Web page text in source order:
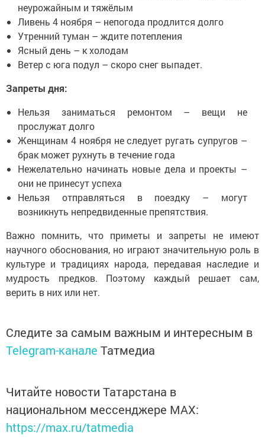
неурожайным и тяжёлым
Ливень 4 ноября – непогода продлится долго
Утренний туман – ждите потепления
Ясный день – к холодам
Ветер с юга подул – скоро снег выпадет.
Запреты дня:
Нельзя заниматься ремонтом – вещи не
прослужат долго
Женщинам 4 ноября не следует ругать супругов –
брак может рухнуть в течение года
Нежелательно начинать новые дела и проекты –
они не принесут успеха
Нельзя отправляться в поездку – могут
возникнуть непредвиденные препятствия.
Важно помнить, что приметы и запреты не имеют
научного обоснования, но играют значительную роль в
культуре и традициях народа, передавая наследие и
мудрость предков. Поэтому каждый решает сам,
верить в них или нет.
Следите за самым важным и интересным в
Telegram-канале Татмедиа
Читайте новости Татарстана в
национальном мессенджере MАХ:
https://max.ru/tatmedia